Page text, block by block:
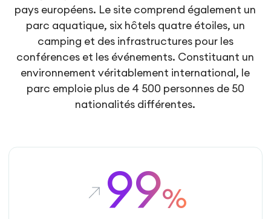
pays européens. Le site comprend également un
parc aquatique, six hôtels quatre étoiles, un
camping et des infrastructures pour les
conférences et les événements. Constituant un
environnement véritablement international, le
parc emploie plus de 4 500 personnes de 50
nationalités différentes.
99%